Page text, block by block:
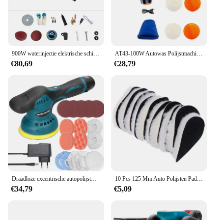
€80,69
AT43-100W Autowas Polijstmachine Polijstmachine Mini Draadloze Draagbare Polijstmachine USB Oplaadbare Polijstmachine
€28,79
€34,79
10 Pcs 125 Mm Auto Polijsten Pad 5 Inch Inch Polish Waxen Pads Wol Polijstmachine Bonnet Auto Paint Care Wol polijsten Pad
€5,09